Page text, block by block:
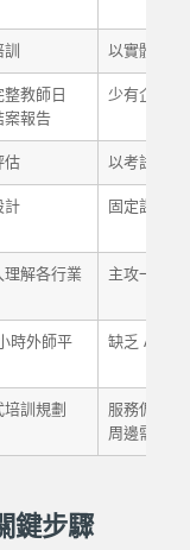
以實體上課
教師日
案報告
少有企業
估 以考試成績
計 固定課程
理解各行業
主攻一般成
時外師平
缺乏 AI 導
訓規劃
服務侷限
周邊需求
鍵步驟